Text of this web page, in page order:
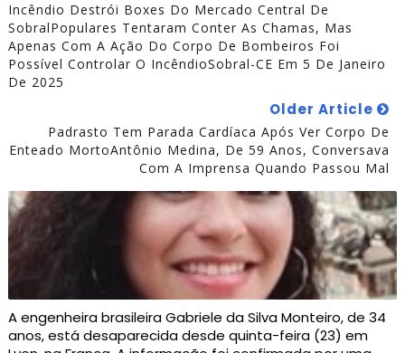
Incêndio Destrói Boxes Do Mercado Central De
SobralPopulares Tentaram Conter As Chamas, Mas
Apenas Com A Ação Do Corpo De Bombeiros Foi
Possível Controlar O IncêndioSobral-CE Em 5 De Janeiro
De 2025
Older Article
Padrasto Tem Parada Cardíaca Após Ver Corpo De
Enteado MortoAntônio Medina, De 59 Anos, Conversava
Com A Imprensa Quando Passou Mal
A engenheira brasileira Gabriele da Silva Monteiro, de 34
anos, está desaparecida desde quinta-feira (23) em